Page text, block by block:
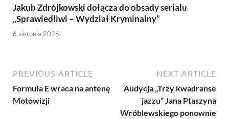
Jakub Zdrójkowski dołącza do obsady serialu
„Sprawiedliwi – Wydział Kryminalny”
6 sierpnia 2026
PREVIOUS ARTICLE
Formuła E wraca na antenę
Motowizji
NEXT ARTICLE
Audycja „Trzy kwadranse
jazzu” Jana Ptaszyna
Wróblewskiego ponownie